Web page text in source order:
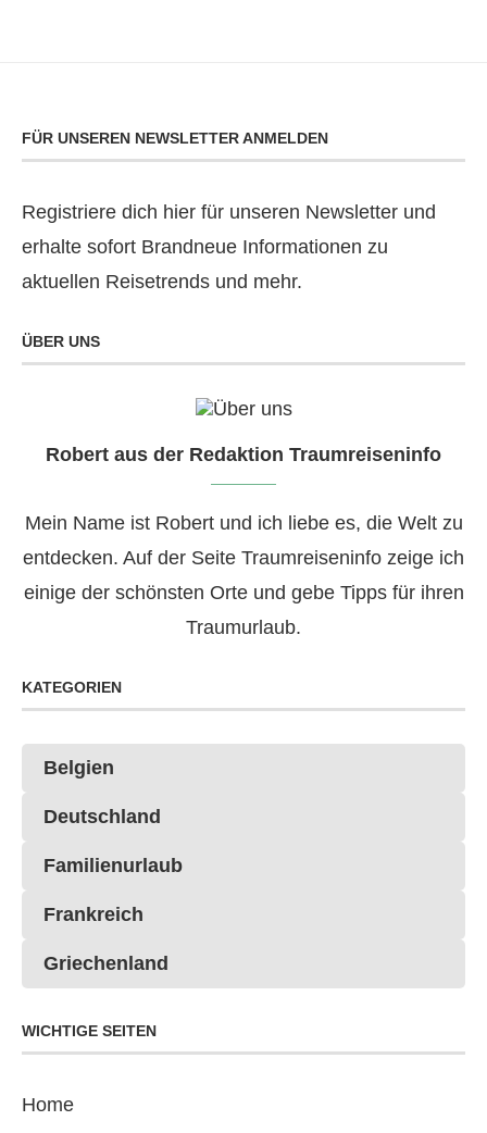
FÜR UNSEREN NEWSLETTER ANMELDEN
Registriere dich hier für unseren Newsletter und
erhalte sofort Brandneue Informationen zu
aktuellen Reisetrends und mehr.
ÜBER UNS
Robert aus der Redaktion Traumreiseninfo
Mein Name ist Robert und ich liebe es, die Welt zu
entdecken. Auf der Seite Traumreiseninfo zeige ich
einige der schönsten Orte und gebe Tipps für ihren
Traumurlaub.
KATEGORIEN
Belgien
Deutschland
Familienurlaub
Frankreich
Griechenland
WICHTIGE SEITEN
Home